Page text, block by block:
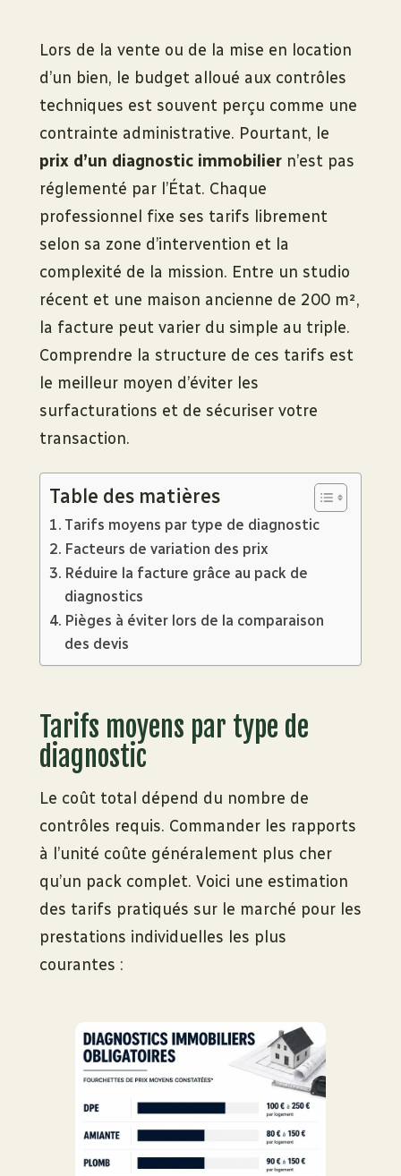
Lors de la vente ou de la mise en location
d’un bien, le budget alloué aux contrôles
techniques est souvent perçu comme une
contrainte administrative. Pourtant, le
prix d’un diagnostic immobilier n’est pas
réglementé par l’État. Chaque
professionnel fixe ses tarifs librement
selon sa zone d’intervention et la
complexité de la mission. Entre un studio
récent et une maison ancienne de 200 m²,
la facture peut varier du simple au triple.
Comprendre la structure de ces tarifs est
le meilleur moyen d’éviter les
surfacturations et de sécuriser votre
transaction.
Table des matières
Tarifs moyens par type de diagnostic
Facteurs de variation des prix
Réduire la facture grâce au pack de
diagnostics
Pièges à éviter lors de la comparaison
des devis
Tarifs moyens par type de
diagnostic
Le coût total dépend du nombre de
contrôles requis. Commander les rapports
à l’unité coûte généralement plus cher
qu’un pack complet. Voici une estimation
des tarifs pratiqués sur le marché pour les
prestations individuelles les plus
courantes :